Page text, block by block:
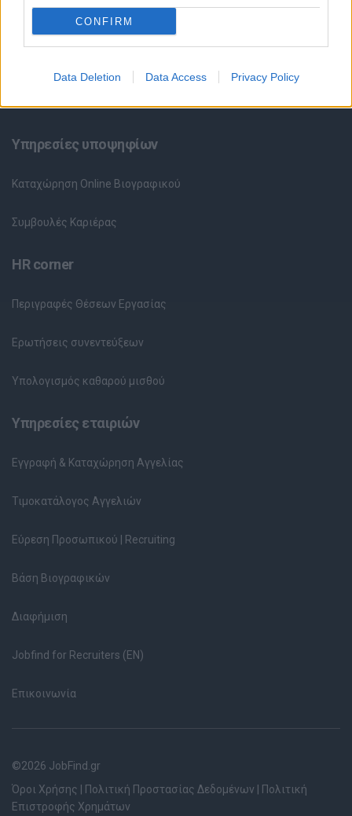
CONFIRM
Data Deletion Data Access Privacy Policy
Θέσεις Εργασίας ανά Ειδικότητα
Υπηρεσίες υποψηφίων
Καταχώρηση Online Βιογραφικού
Συμβουλές Καριέρας
HR corner
Περιγραφές Θέσεων Εργασίας
Ερωτήσεις συνεντεύξεων
Υπολογισμός καθαρού μισθού
Υπηρεσίες εταιριών
Εγγραφή & Καταχώρηση Αγγελίας
Τιμοκατάλογος Αγγελιών
Εύρεση Προσωπικού | Recruiting
Βάση Βιογραφικών
Διαφήμιση
Jobfind for Recruiters (EN)
Επικοινωνία
©2026 JobFind.gr
Όροι Χρήσης
Πολιτική Προστασίας Δεδομένων
Πολιτική
Επιστροφής Χρημάτων